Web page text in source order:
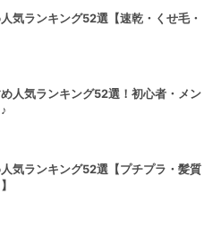
気ランキング52選【速乾・くせ毛・
人気ランキング52選！初心者・メン
気ランキング52選【プチプラ・髪質